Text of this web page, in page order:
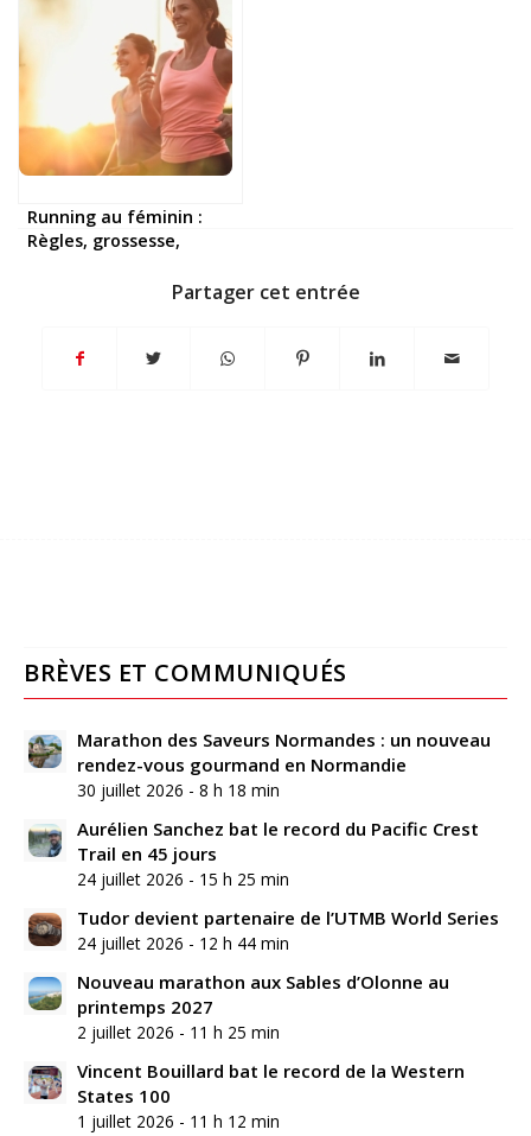
Running au féminin :
Règles, grossesse,
santé des coureusesPartager cet entrée
BRÈVES ET COMMUNIQUÉS
Marathon des Saveurs Normandes : un nouveau
rendez-vous gourmand en Normandie
30 juillet 2026 - 8 h 18 min
Aurélien Sanchez bat le record du Pacific Crest
Trail en 45 jours
24 juillet 2026 - 15 h 25 min
Tudor devient partenaire de l’UTMB World Series
24 juillet 2026 - 12 h 44 min
Nouveau marathon aux Sables d’Olonne au
printemps 2027
2 juillet 2026 - 11 h 25 min
Vincent Bouillard bat le record de la Western
States 100
1 juillet 2026 - 11 h 12 min